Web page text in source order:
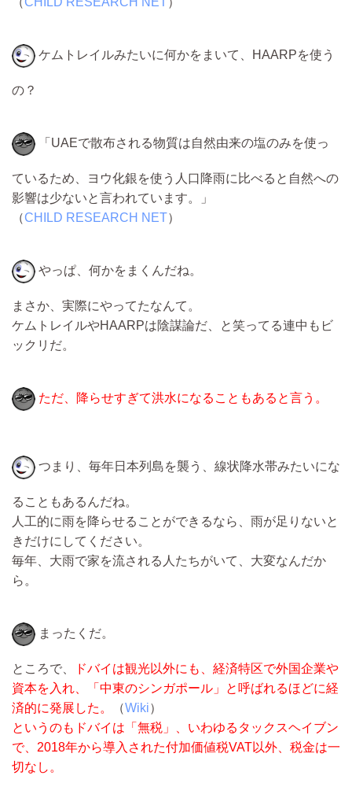
ケムトレイルみたいに何かをまいて、HAARPを使う
の？
「UAEで散布される物質は自然由来の塩のみを使っ
ているため、ヨウ化銀を使う人口降雨に比べると自然への
影響は少ないと言われています。」
（CHILD RESEARCH NET）
やっぱ、何かをまくんだね。
まさか、実際にやってたなんて。
ケムトレイルやHAARPは陰謀論だ、と笑ってる連中もビ
ックリだ。
ただ、降らせすぎて洪水になることもあると言う。
つまり、毎年日本列島を襲う、線状降水帯みたいにな
ることもあるんだね。
人工的に雨を降らせることができるなら、雨が足りないと
きだけにしてください。
毎年、大雨で家を流される人たちがいて、大変なんだか
ら。
まったくだ。
ところで、
ドバイは観光以外にも、経済特区で外国企業や
資本を入れ、「中東のシンガポール」と呼ばれるほどに経
済的に発展した。
（Wiki）
というのもドバイは「無税」、いわゆるタックスヘイブン
で、2018年から導入された付加価値税VAT以外、税金は一
切なし。